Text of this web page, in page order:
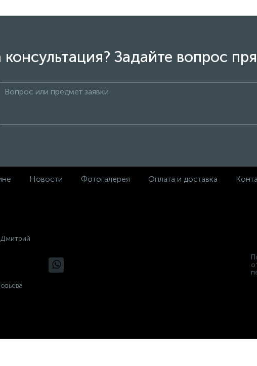
Задайте вопрос
Новости Фотогалерея Оплата и доставка